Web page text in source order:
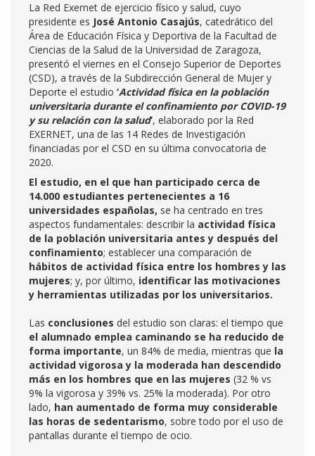
La Red Exernet de ejercicio físico y salud, cuyo
presidente es José Antonio Casajús, catedrático del
Área de Educación Física y Deportiva de la Facultad de
Ciencias de la Salud de la Universidad de Zaragoza,
presentó el viernes en el Consejo Superior de Deportes
(CSD), a través de la Subdirección General de Mujer y
Deporte el estudio ‘Actividad física en la población
universitaria durante el confinamiento por COVID-19
y su relación con la salud’, elaborado por la Red
EXERNET, una de las 14 Redes de Investigación
financiadas por el CSD en su última convocatoria de
2020.
El estudio, en el que han participado cerca de
14.000 estudiantes pertenecientes a 16
universidades españolas, se ha centrado en tres
aspectos fundamentales: describir la actividad física
de la población universitaria antes y después del
confinamiento; establecer una comparación de
hábitos de actividad física entre los hombres y las
mujeres; y, por último, identificar las motivaciones
y herramientas utilizadas por los universitarios.
Las conclusiones del estudio son claras: el tiempo que
el alumnado emplea caminando se ha reducido de
forma importante, un 84% de media, mientras que la
actividad vigorosa y la moderada han descendido
más en los hombres que en las mujeres (32 % vs
9% la vigorosa y 39% vs. 25% la moderada). Por otro
lado, han aumentado de forma muy considerable
las horas de sedentarismo, sobre todo por el uso de
pantallas durante el tiempo de ocio.